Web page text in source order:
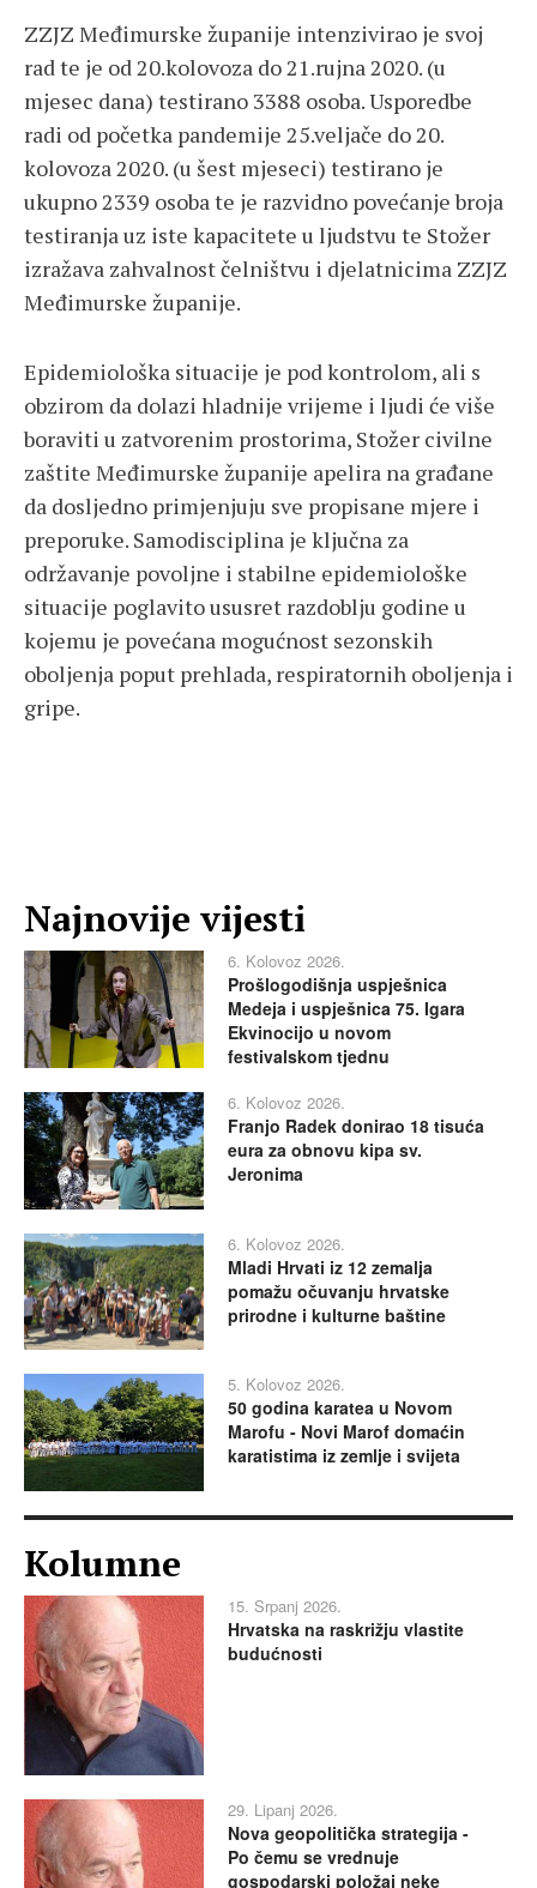
ZZJZ Međimurske županije intenzivirao je svoj
rad te je od 20.kolovoza do 21.rujna 2020. (u
mjesec dana) testirano 3388 osoba. Usporedbe
radi od početka pandemije 25.veljače do 20.
kolovoza 2020. (u šest mjeseci) testirano je
ukupno 2339 osoba te je razvidno povećanje broja
testiranja uz iste kapacitete u ljudstvu te Stožer
izražava zahvalnost čelništvu i djelatnicima ZZJZ
Međimurske županije.
Epidemiološka situacije je pod kontrolom, ali s
obzirom da dolazi hladnije vrijeme i ljudi će više
boraviti u zatvorenim prostorima, Stožer civilne
zaštite Međimurske županije apelira na građane
da dosljedno primjenjuju sve propisane mjere i
preporuke. Samodisciplina je ključna za
održavanje povoljne i stabilne epidemiološke
situacije poglavito ususret razdoblju godine u
kojemu je povećana mogućnost sezonskih
oboljenja poput prehlada, respiratornih oboljenja i
gripe.
Najnovije vijesti
6. Kolovoz 2026.
Prošlogodišnja uspješnica
Medeja i uspješnica 75. Igara
Ekvinocijo u novom
festivalskom tjednu
6. Kolovoz 2026.
Franjo Radek donirao 18 tisuća
eura za obnovu kipa sv.
Jeronima
6. Kolovoz 2026.
Mladi Hrvati iz 12 zemalja
pomažu očuvanju hrvatske
prirodne i kulturne baštine
5. Kolovoz 2026.
50 godina karatea u Novom
Marofu - Novi Marof domaćin
karatistima iz zemlje i svijeta
Kolumne
15. Srpanj 2026.
Hrvatska na raskrižju vlastite
budućnosti
29. Lipanj 2026.
Nova geopolitička strategija -
Po čemu se vrednuje
gospodarski položaj neke